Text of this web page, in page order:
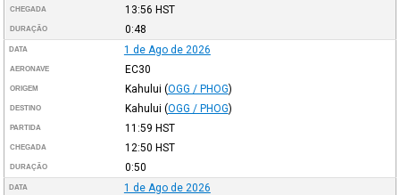
CHEGADA 13:56 HST
DURAÇÃO 0:48
DATA 1 de Ago de 2026
AERONAVE EC30
ORIGEM Kahului (OGG / PHOG)
DESTINO Kahului (OGG / PHOG)
PARTIDA 11:59 HST
CHEGADA 12:50 HST
DURAÇÃO 0:50
DATA 1 de Ago de 2026